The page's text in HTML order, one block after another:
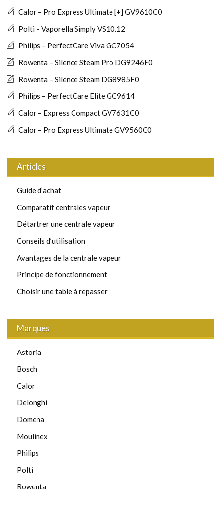
Calor – Pro Express Ultimate [+] GV9610C0
Polti – Vaporella Simply VS10.12
Philips – PerfectCare Viva GC7054
Rowenta – Silence Steam Pro DG9246F0
Rowenta – Silence Steam DG8985F0
Philips – PerfectCare Elite GC9614
Calor – Express Compact GV7631C0
Calor – Pro Express Ultimate GV9560C0
Articles
Guide d’achat
Comparatif centrales vapeur
Détartrer une centrale vapeur
Conseils d’utilisation
Avantages de la centrale vapeur
Principe de fonctionnement
Choisir une table à repasser
Marques
Astoria
Bosch
Calor
Delonghi
Domena
Moulinex
Philips
Polti
Rowenta